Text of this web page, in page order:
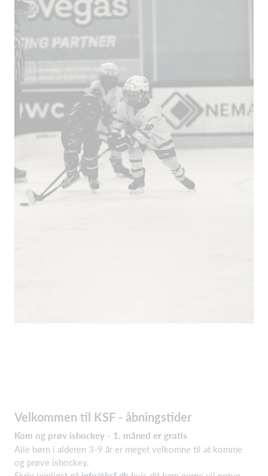
Velkommen til KSF - åbningstider
Kom og prøv ishockey - 1. måned er gratis
Alle børn i alderen 3-9 år er meget velkomne til at komme
og prøve ishockey.